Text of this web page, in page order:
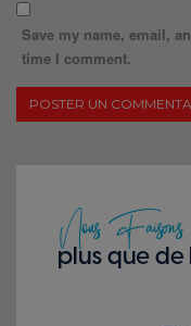
Save my name, email,
time I comment.